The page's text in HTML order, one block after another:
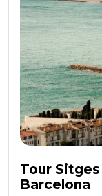
Tour
Barcelona